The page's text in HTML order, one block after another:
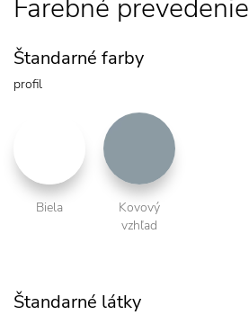
Farebné prevedenie
Štandarné farby
profil
Biela
Kovový
vzhľad
Štandarné látky